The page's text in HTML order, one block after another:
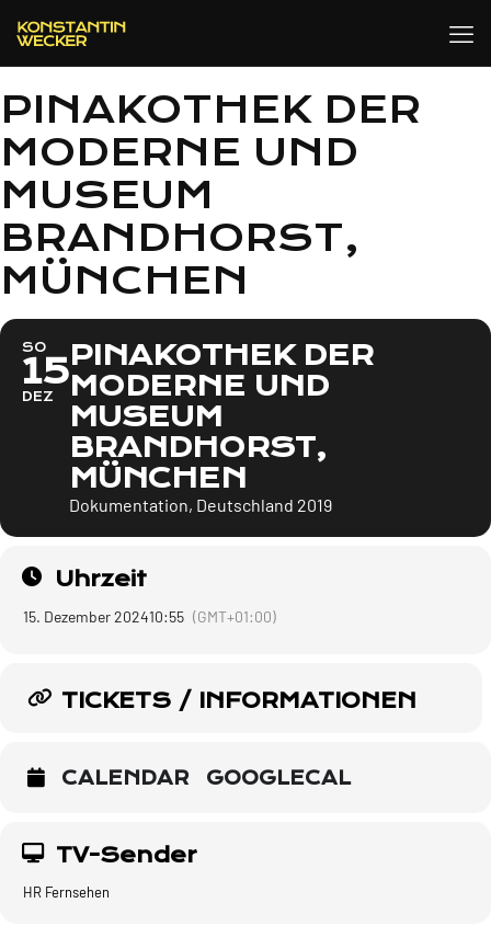
PINAKOTHEK DER
MODERNE UND
MUSEUM
BRANDHORST,
MÜNCHEN
SO
15
DEZ
PINAKOTHEK DER
MODERNE UND
MUSEUM
BRANDHORST,
MÜNCHEN
Dokumentation, Deutschland 2019
Uhrzeit
15. Dezember 202410:55 (GMT+01:00)
TICKETS / INFORMATIONEN
CALENDAR GOOGLECAL
TV-Sender
HR Fernsehen